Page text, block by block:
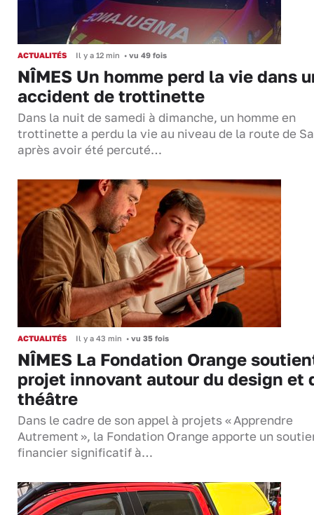
ACTUALITÉS Il y a 12 min • vu 49 fois
NÎMES Un homme perd la vie dans
accident de trottinette
Dans la nuit de samedi à dimanche, un homme en
trottinette a perdu la vie au niveau de la route de
après avoir été percuté…
ACTUALITÉS Il y a 43 min • vu 35 fois
NÎMES La Fondation Orange
projet innovant autour du design et
théâtre
Dans le cadre de son appel à projets « Apprendre
Autrement », la Fondation Orange apporte un
financier significatif à…